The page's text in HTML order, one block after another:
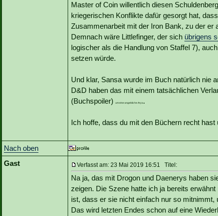
Master of Coin willentlich diesen
kriegerischen Konflikte dafür gesorgt hat,
Zusammenarbeit mit der Iron Bank, zu der er
Demnach wäre Littlefinger, der sich übrigens
logischer als die Handlung von Staffel 7),
setzen würde.
Und klar, Sansa wurde im Buch natürlich nie
D&D haben das mit einem tatsächlichen
(Buchspoiler)
um eine angebliche Arya.
Ich hoffe, dass du mit den Büchern recht hast
Nach oben
Gast
Verfasst am: 23 Mai 2019 16:51 Titel:
Na ja, das mit Drogon und Daenerys haben
zeigen. Die Szene hatte ich ja bereits
ist, dass er sie nicht einfach nur so
Das wird letzten Endes schon auf eine